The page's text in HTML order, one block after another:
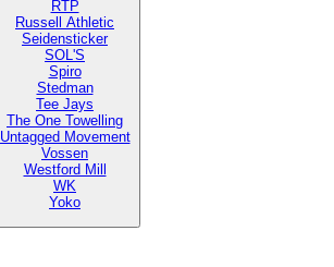
RTP
Russell Athletic
Seidensticker
SOL'S
Spiro
Stedman
Tee Jays
The One Towelling
Untagged Movement
Vossen
Westford Mill
WK
Yoko